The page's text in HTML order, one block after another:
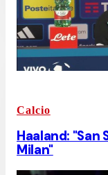
Calcio
Haaland: "San
Milan"